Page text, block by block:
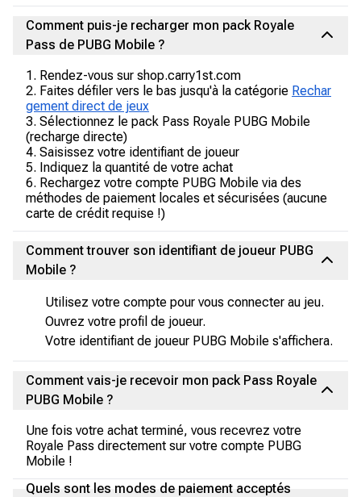
Comment puis-je recharger mon pack Royale
Pass de PUBG Mobile ?
1. Rendez-vous sur shop.carry1st.com
2. Faites défiler vers le bas jusqu'à la catégorie Rechar
gement direct de jeux
3. Sélectionnez le pack Pass Royale PUBG Mobile
(recharge directe)
4. Saisissez votre identifiant de joueur
5. Indiquez la quantité de votre achat
6. Rechargez votre compte PUBG Mobile via des
méthodes de paiement locales et sécurisées (aucune
carte de crédit requise !)
Comment trouver son identifiant de joueur PUBG
Mobile ?
Utilisez votre compte pour vous connecter au jeu.
Ouvrez votre profil de joueur.
Votre identifiant de joueur PUBG Mobile s'affichera.
Comment vais-je recevoir mon pack Pass Royale
PUBG Mobile ?
Une fois votre achat terminé, vous recevrez votre
Royale Pass directement sur votre compte PUBG
Mobile !
Quels sont les modes de paiement acceptés